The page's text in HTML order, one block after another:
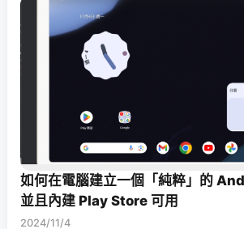
如何在電腦建立一個「純粹」的
並且內建 Play Store 可用
2024/11/4